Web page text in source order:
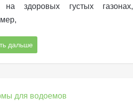
здоровых густых газонах,
дальше